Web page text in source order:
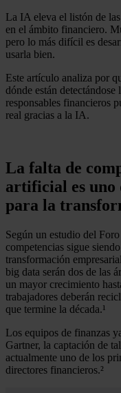
La IA eleva el listón de
en el ámbito financiero.
pero lo más difícil es
usarla bien.
Este artículo analiza por
dónde están
responsables financieros
real gracias a la IA.
La falta de
artificial es uno
para la
Según un estudio del
competencias sigue
transformación
big data serán dos de las
un mayor crecimiento
trabajadores deberán
que termine la década.¹
Los equipos de finanzas
Gartner, la captación de
actualmente uno de los
directores financieros.²